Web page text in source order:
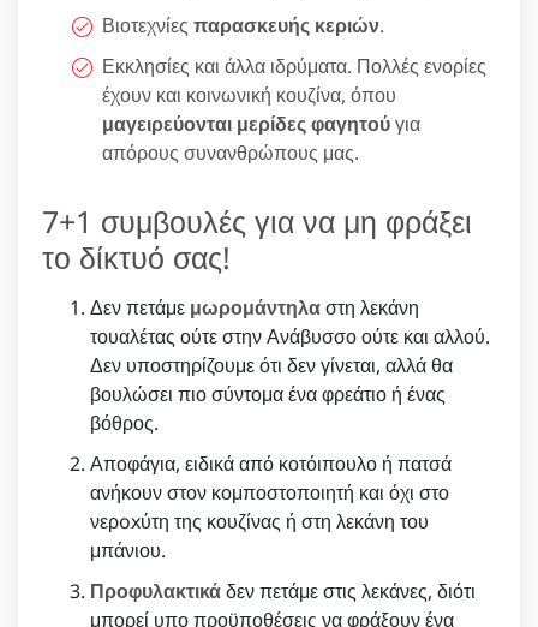
Βιοτεχνίες παρασκευής κεριών.
Εκκλησίες και άλλα ιδρύματα. Πολλές ενορίες
έχουν και κοινωνική κουζίνα, όπου
μαγειρεύονται μερίδες φαγητούγια
απόρους συνανθρώπους μας.
7+1 συμβουλές για να μη φράξει
το δίκτυό σας!
Δεν πετάμε μωρομάντηλαστη λεκάνη
τουαλέτας ούτε στην Ανάβυσσο ούτε και αλλού.
Δεν υποστηρίζουμε ότι δεν γίνεται, αλλά θα
βουλώσει πιο σύντομα ένα φρεάτιο ή ένας
βόθρος.
Αποφάγια, ειδικά από κοτόιπουλο ή πατσά
ανήκουν στον κομποστοποιητή και όχι στο
νερoxύτη της κουζίνας ή στη λεκάνη του
μπάνιου.
Προφυλακτικάδεν πετάμε στις λεκάνες, διότι
μπορεί υπο προϋποθέσεις να φράξουν ένα